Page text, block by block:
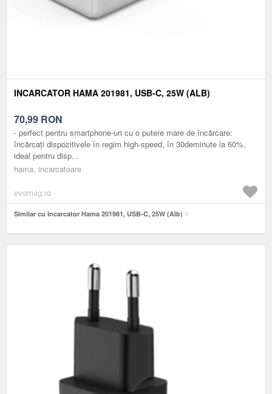
INCARCATOR HAMA 201981, USB-C, 25W (ALB)
70,99 RON
- perfect pentru smartphone-uri cu o putere mare de încărcare:
încărcați dispozitivele în regim high-speed, în 30deminute la 60%,
ideal pentru disp...
hama, incarcatoare
evomag.ro
Similar cu Incarcator Hama 201981, USB-C, 25W (Alb)